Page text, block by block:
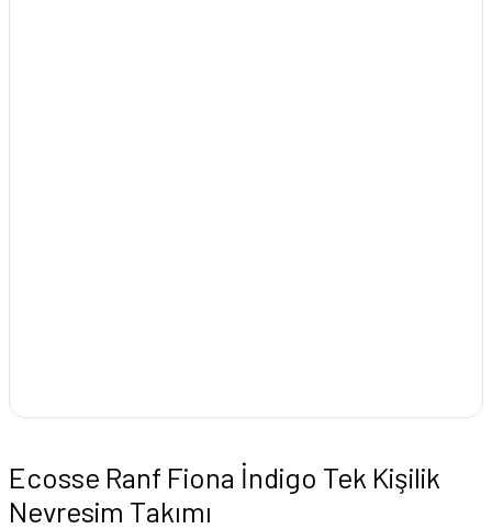
Ecosse Ranf Fiona İndigo Tek Kişilik
Nevresim Takımı